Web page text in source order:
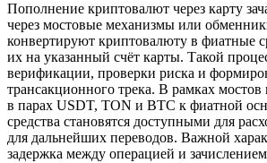
Пополнение криптовалют через карту
через мостовые механизмы или
конвертируют криптовалюту в фиатные
их на указанный счёт карты. Такой
верификации, проверки риска и
трансакционного трека. В рамках мостов
в парах USDT, TON и BTC к фиатной
средства становятся доступными для
для дальнейших переводов. Важной
задержка между операцией и